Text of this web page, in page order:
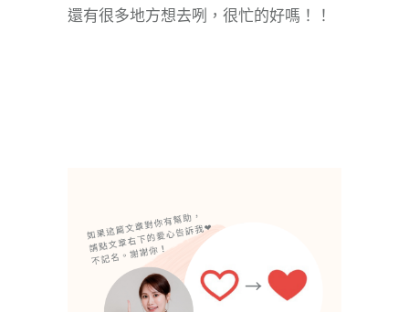
還有很多地方想去咧，很忙的好嗎！！